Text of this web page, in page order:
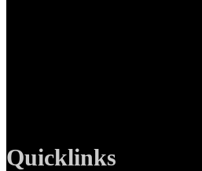
Quicklinks